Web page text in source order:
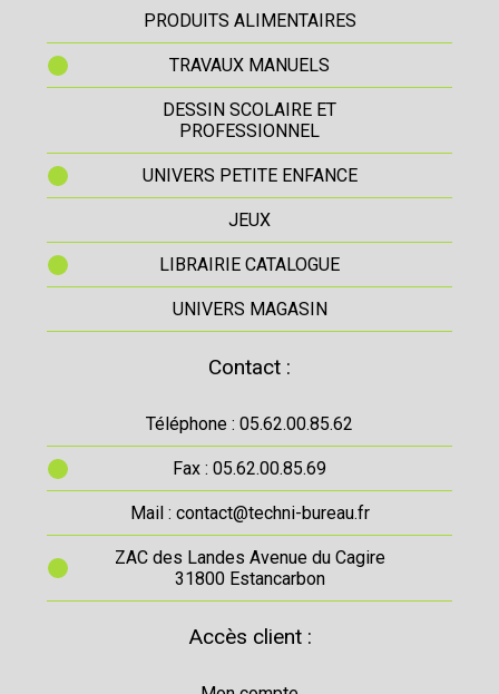
PRODUITS ALIMENTAIRES
TRAVAUX MANUELS
DESSIN SCOLAIRE ET
PROFESSIONNEL
UNIVERS PETITE ENFANCE
JEUX
LIBRAIRIE CATALOGUE
UNIVERS MAGASIN
Contact :
Téléphone : 05.62.00.85.62
Fax : 05.62.00.85.69
Mail : contact@techni-bureau.fr
ZAC des Landes Avenue du Cagire
31800 Estancarbon
Accès client :